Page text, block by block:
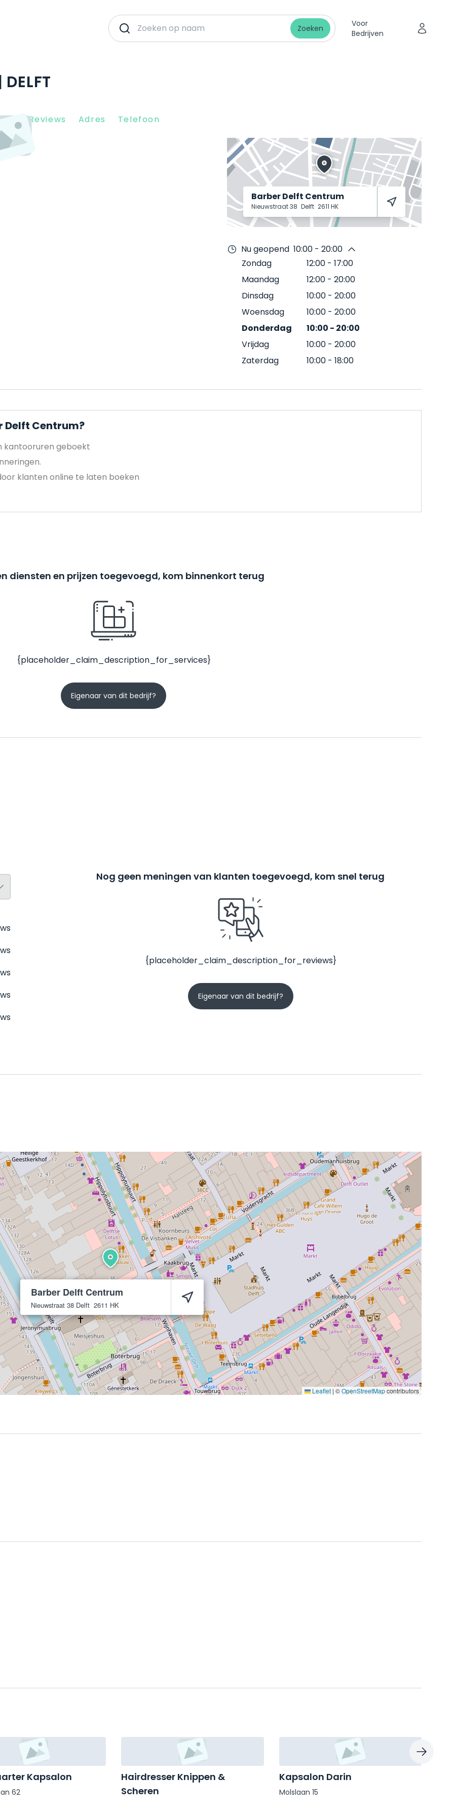
Zoeken
Voor
Bedrijven
Reviews Adres Telefoon
Barber Delft Centrum
Nieuwstraat 38 Delft 2611 HK
Nu geopend 10:00 - 20:00
Zondag
12:00 - 17:00
Maandag
12:00 - 20:00
Dinsdag
10:00 - 20:00
Woensdag
10:00 - 20:00
Donderdag
10:00 - 20:00
Vrijdag
10:00 - 20:00
Zaterdag
10:00 - 18:00
Delft Centrum?
kantooruren geboekt
klanten online te laten boeken
diensten en prijzen toegevoegd, kom binnenkort terug
{placeholder_claim_description_for_services}
Eigenaar van dit bedrijf?
Nog geen meningen van klanten toegevoegd, kom snel terug
{placeholder_claim_description_for_reviews}
Eigenaar van dit bedrijf?
Barber Delft Centrum
Nieuwstraat 38 Delft 2611 HK
Leaflet | ©OpenStreetMapcontributors
Kapsalon
62
Hairdresser Knippen &
Scheren
Kapsalon Darin
Molslaan 15